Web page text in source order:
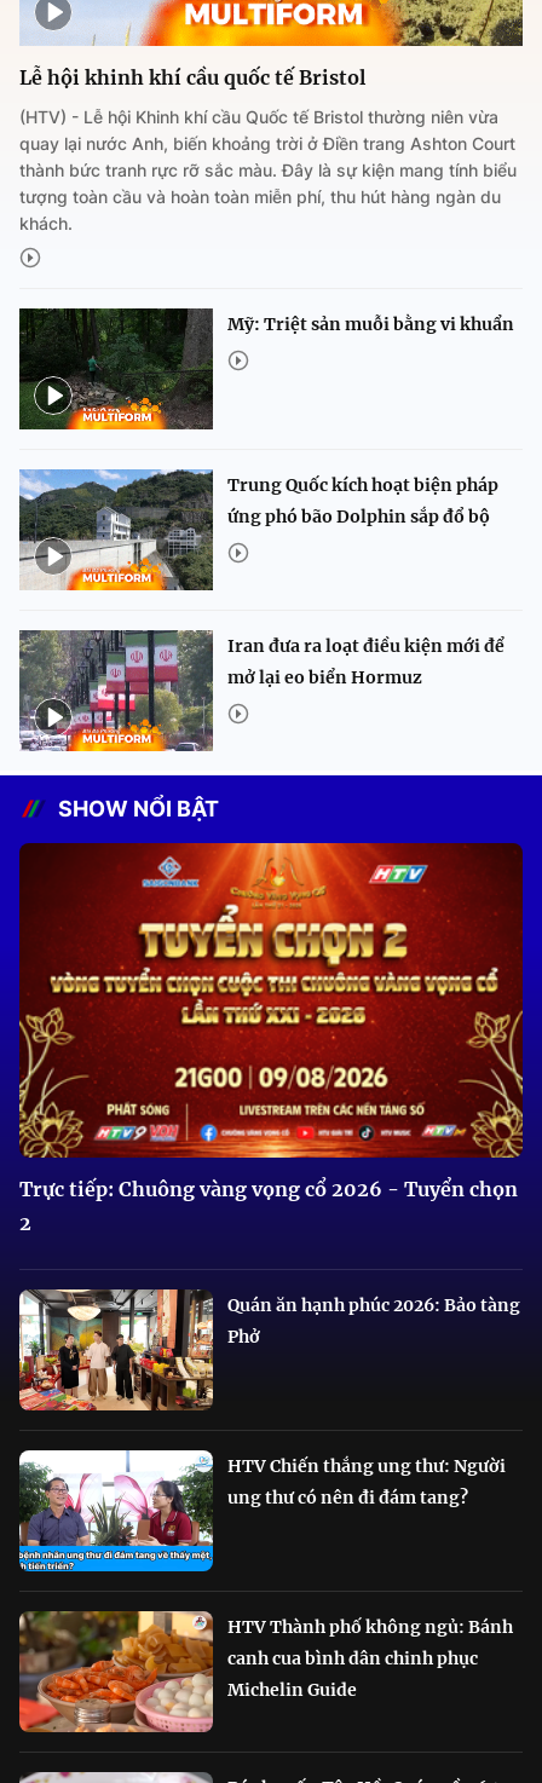
Lễ hội khinh khí cầu quốc tế Bristol
(HTV) - Lễ hội Khinh khí cầu Quốc tế Bristol thường niên vừa
quay lại nước Anh, biến khoảng trời ở Điền trang Ashton Court
thành bức tranh rực rỡ sắc màu. Đây là sự kiện mang tính biểu
tượng toàn cầu và hoàn toàn miễn phí, thu hút hàng ngàn du
khách.
Mỹ: Triệt sản muỗi bằng vi khuẩn
Trung Quốc kích hoạt biện pháp
ứng phó bão Dolphin sắp đổ bộ
Iran đưa ra loạt điều kiện mới để
mở lại eo biển Hormuz
SHOW NỔI BẬT
Trực tiếp: Chuông vàng vọng cổ 2026 - Tuyển chọn
2
Quán ăn hạnh phúc 2026: Bảo tàng
Phở
HTV Chiến thắng ung thư: Người
ung thư có nên đi đám tang?
HTV Thành phố không ngủ: Bánh
canh cua bình dân chinh phục
Michelin Guide